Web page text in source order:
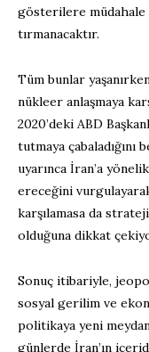
gösterilere müdahale
tırmanacaktır.
Tüm bunlar
nükleer anlaşmaya
2020’deki ABD
tutmaya
uyarınca İran’a
ereceğini
karşılamasa da
olduğuna dikkat
Sonuç itibariyle,
sosyal gerilim ve
politikaya yeni
günlerde İran’ın